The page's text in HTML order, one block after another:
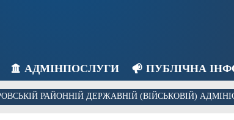
АДМІНПОСЛУГИ ПУБЛІЧНА
РАЙОННІЙ ДЕРЖАВНІЙ (ВІЙСЬКОВІЙ)